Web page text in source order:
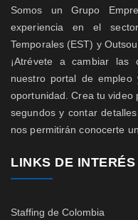
Somos un Grupo
experiencia en el
Temporales (EST) y
¡Atrévete a cambiar las
nuestro portal de
oportunidad. Crea tu video
segundos y contar
nos permitirán conocerte
LINKS DE INTERÉS
Staffing de Colombia